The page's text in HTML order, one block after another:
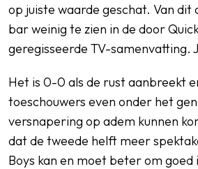
op juiste waarde geschat. Van dit
bar weinig te zien in de door
geregisseerde TV-samenvatting.
Het is 0-0 als de rust aanbreekt
toeschouwers even onder het
versnapering op adem kunnen
dat de tweede helft meer
Boys kan en moet beter om